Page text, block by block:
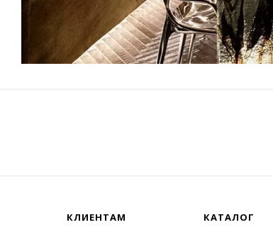
КЛИЕНТАМ КАТАЛОГ